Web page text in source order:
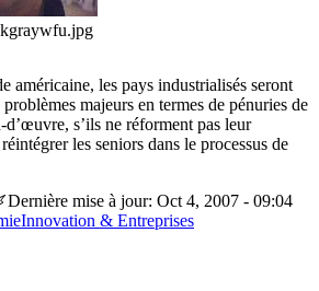
américaine, les pays industrialisés seront
majeurs en termes de pénuries de
d’œuvre, s’ils ne réforment pas leur
les seniors dans le processus de
Dernière mise à jour: Oct 4, 2007 - 09:04
Innovation & Entreprises